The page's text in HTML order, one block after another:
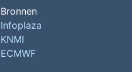
Bronnen
Infoplaza
KNMI
ECMWF